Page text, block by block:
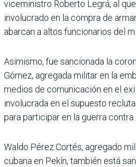
viceministro Roberto Legrá, al
involucrado en la compra de
abarcan a altos funcionarios del
Asimismo, fue sancionada la
Gómez, agregada militar en la
medios de comunicación en el
involucrada en el supuesto
para participar en la guerra contra
Waldo Pérez Cortés, agregado
cubana en Pekín, también está